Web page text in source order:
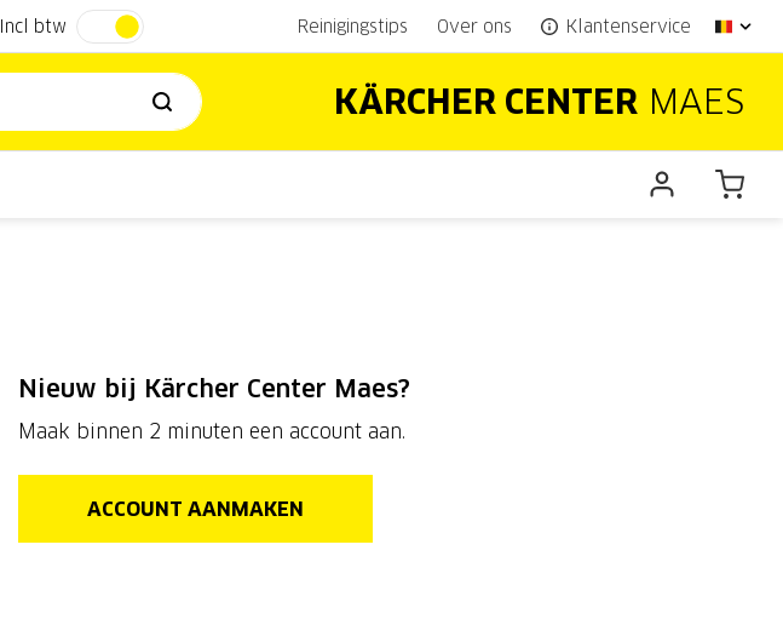
Reinigingstips Over ons Klantenservice
KÄRCHER CENTER MAES
Incl btw
Nieuw bij Kärcher Center Maes?
Maak binnen 2 minuten een account aan.
ACCOUNT AANMAKEN